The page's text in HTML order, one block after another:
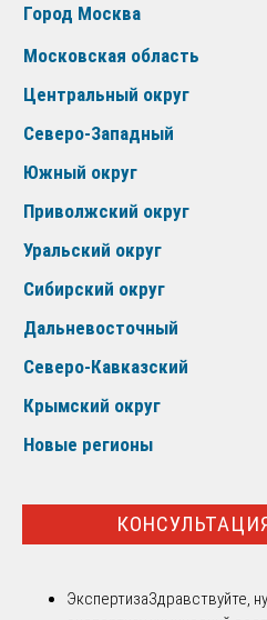
Город Москва
Московская область
Центральный округ
Северо-Западный
Южный округ
Приволжский округ
Уральский округ
Сибирский округ
Дальневосточный
Северо-Кавказский
Крымский округ
Новые регионы
ЭкспертизаЗдравствуйте,